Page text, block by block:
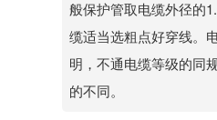
般保护管取电缆外径的
缆适当选粗点好穿线。
明，不通电缆等级的同
的不同。